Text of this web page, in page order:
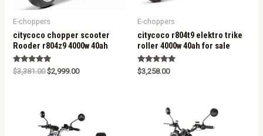
E-choppers
citycoco chopper scooter
Rooder r804z9 4000w 40ah
Rated
5.00
$3,381.00 $2,999.00
E-choppers
citycoco r804t9 elektro trike
roller 4000w 40ah for sale
Rated
5.00
$3,258.00